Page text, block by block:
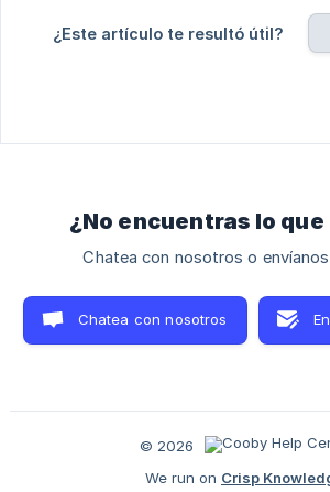
¿Este artículo te resultó útil?
¿No encuentras lo que
Chatea con nosotros o
Chatea con nosotros
© 2026
We run on Crisp